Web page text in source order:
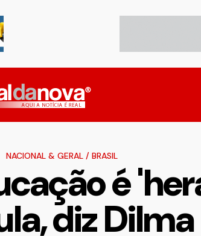
NACIONAL & GERAL/ BRASIL
é
diz Dilma